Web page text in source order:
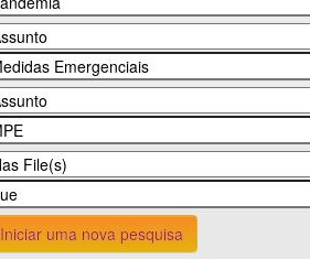
Iniciar uma nova pesquisa